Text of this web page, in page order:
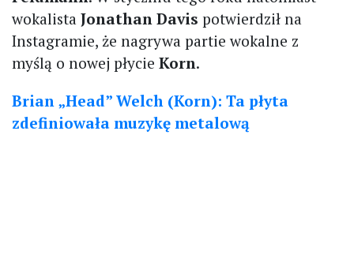
wokalista Jonathan Davis potwierdził na
Instagramie, że nagrywa partie wokalne z
myślą o nowej płycie Korn.
Brian „Head” Welch (Korn): Ta płyta
zdefiniowała muzykę metalową